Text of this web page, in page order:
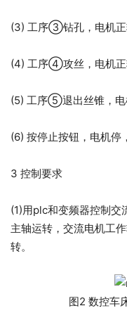
(3) 工序③钻孔，电机正
(4) 工序④攻丝，电机正
(5) 工序⑤退出丝锥，电
(6) 按停止按钮，电机停
3 控制要求
(1)用plc和变频器控制交
主轴运转，交流电机工
转。
图2 数控车